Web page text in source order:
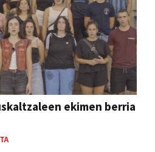
ekimen berria